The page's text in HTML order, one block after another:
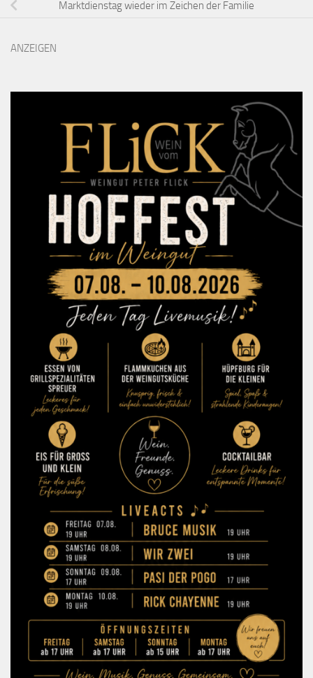
Marktdienstag wieder im Zeichen der Familie
ANZEIGEN